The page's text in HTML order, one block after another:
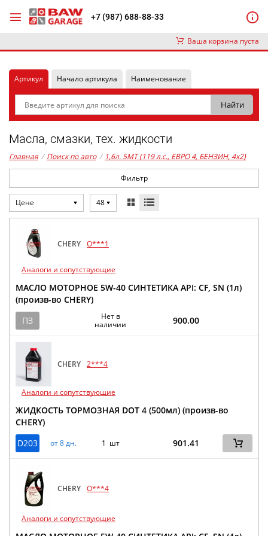
+7 (987) 688-88-33
Ваша корзина пуста
Артикул Начало артикула Наименование
Масла, смазки, тех. жидкости
Главная / Поиск по авто / 1,6л. 5MT (119 л.с., ЕВРО 4, БЕНЗИН, 4x2)
Фильтр
Цене 48
CHERY O***1
Аналоги и сопутствующие
МАСЛО МОТОРНОЕ 5W-40 СИНТЕТИКА API: CF, SN (1л)
(произв-во CHERY)
ПЗ
Нет в
наличии
900.00
CHERY 2***4
Аналоги и сопутствующие
ЖИДКОСТЬ ТОРМОЗНАЯ DOT 4 (500мл) (произв-во
CHERY)
D203
от 8 дн. 1 шт 901.41
CHERY O***4
Аналоги и сопутствующие